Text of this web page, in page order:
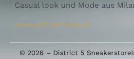
Casual look und Mode aus
www.schuhmode.ch
© 2026 – District 5 Sneakerstore